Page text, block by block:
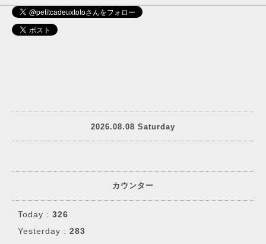
2026.08.08 Saturday
カウンター
Today : 326
Yesterday : 283